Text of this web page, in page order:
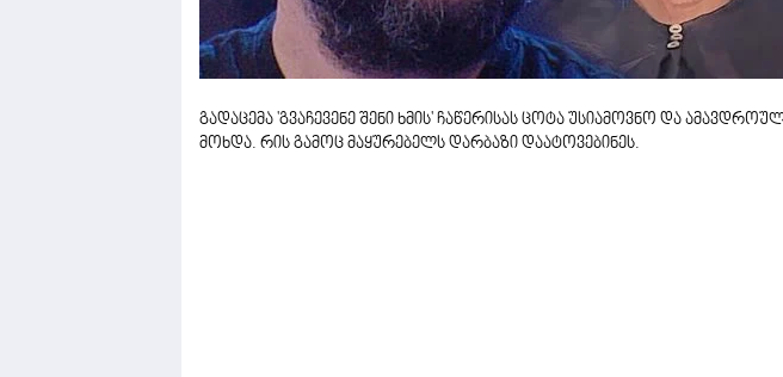
გადაცემა 'გვაჩევენე შენი ხმის' ჩაწერისას ცოტა უსიამოვნო და
მოხდა. რის გამოც მაყურებელს დარბაზი დაატოვებინეს.